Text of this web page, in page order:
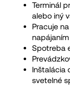
Terminál
alebo iný
Pracuje
Spotreba
Inštalácia
svetelné